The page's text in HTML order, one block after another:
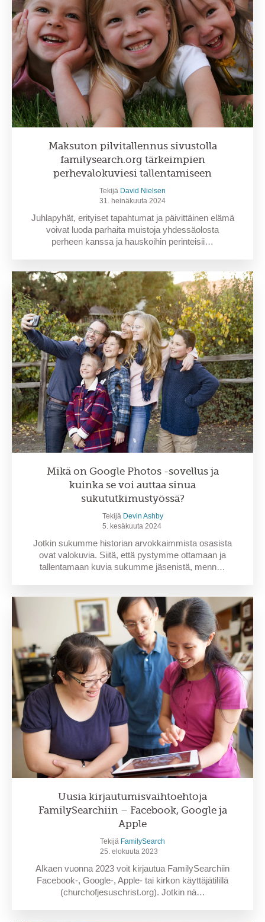
Maksuton pilvitallennus sivustolla
familysearch.org tärkeimpien
perhevalokuviesi tallentamiseen
Tekijä David Nielsen
31. heinäkuuta 2024
Juhlapyhät, erityiset tapahtumat ja päivittäinen elämä
voivat luoda parhaita muistoja yhdessäolosta
perheen kanssa ja hauskoihin perinteisii…
Mikä on Google Photos -sovellus ja
kuinka se voi auttaa sinua
sukututkimustyössä?
Tekijä Devin Ashby
5. kesäkuuta 2024
Jotkin sukumme historian arvokkaimmista osasista
ovat valokuvia. Siitä, että pystymme ottamaan ja
tallentamaan kuvia sukumme jäsenistä, menn…
Uusia kirjautumisvaihtoehtoja
FamilySearchiin – Facebook, Google ja
Apple
Tekijä FamilySearch
25. elokuuta 2023
Alkaen vuonna 2023 voit kirjautua FamilySearchiin
Facebook-, Google-, Apple- tai kirkon käyttäjätilillä
(churchofjesuschrist.org). Jotkin nä…